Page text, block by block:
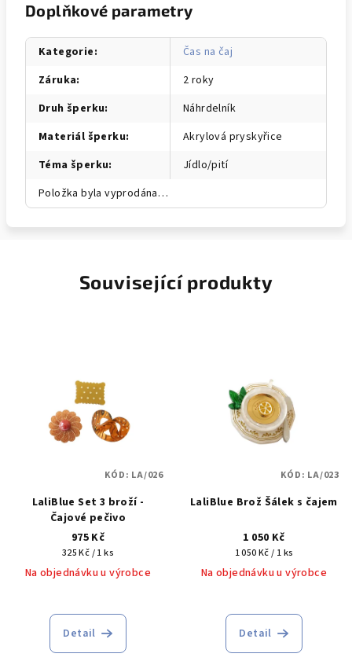
Doplňkové parametry
Kategorie:
Čas na čaj
Záruka:
2 roky
Druh šperku:
Náhrdelník
Materiál šperku:
Akrylová pryskyřice
Téma šperku:
Jídlo/pití
Položka byla vyprodána…
Související produkty
LaliBlue Set 3 broží -
Čajové pečivo
975 Kč
Měrná
cena:
325 Kč / 1 ks
Na objednávku u výrobce
Detail
KÓD: LA/026
LaliBlue Brož Šálek s čajem
1 050 Kč
Měrná
cena:
1 050 Kč / 1 ks
Na objednávku u výrobce
Detail
KÓD: LA/023